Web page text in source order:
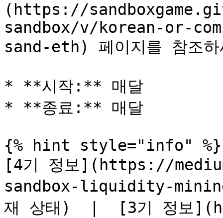
(https://
sandbox/v/korean-or-
sand-eth) 페이지를 참조
* **시작:** 매달
* **종료:** 매달
{% hint style="info" %}
[4기 정보](https://
sandbox-liquidity-
재 상태)  |  [3기 정보